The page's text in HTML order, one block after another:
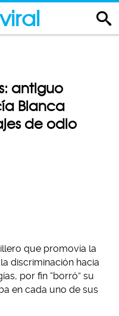
viral
antiguo
Blanca
de odio
que promovía la
discriminación hacia
por fin “borró” su
en cada uno de sus